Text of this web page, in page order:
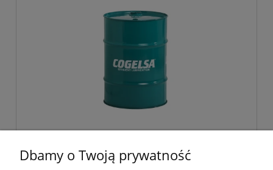
ULTRALUB SP 320 - 200 l
Dbamy o Twoją prywatność